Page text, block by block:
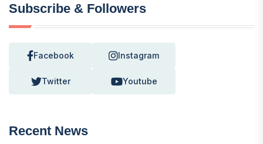
Subscribe & Followers
Facebook Instagram
Twitter Youtube
Recent News